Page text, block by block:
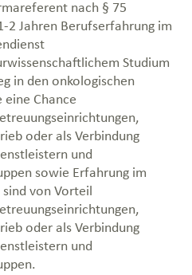
nach § 75
2 Jahren Berufserfahrung im
Studium
in den onkologischen
eine Chance
oder als Verbindung
und
sowie Erfahrung im
von Vorteil
oder als Verbindung
und